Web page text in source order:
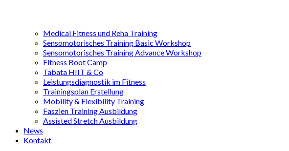
Medical Fitness und Reha Training
Sensomotorisches Training Basic Workshop
Sensomotorisches Training Advance Workshop
Fitness Boot Camp
Tabata HIIT & Co
Leistungsdiagnostik im Fitness
Trainingsplan Erstellung
Mobility & Flexibility Training
Faszien Training Ausbildung
Assisted Stretch Ausbildung
News
Kontakt